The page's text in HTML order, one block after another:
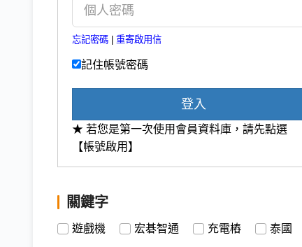
忘記密碼 重寄啟用信
記住帳號密碼
登入
★ 若您是第一次使用會員資料庫，請先點選
【帳號啟用】
關鍵字
遊戲機 宏碁智通 充電樁 泰國